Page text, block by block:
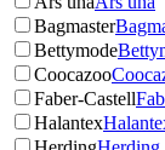
Bagmaster
Bettymode
Coocazoo
Faber-Castell
Halantex